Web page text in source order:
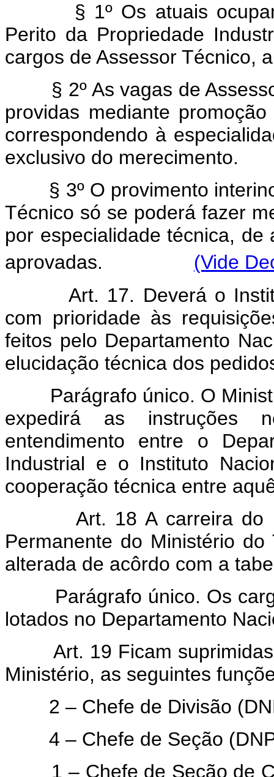
§ 1º Os atuais
Perito da Propriedade
cargos de Assessor Técnico,
§ 2º As vagas de
providas mediante
correspondendo à
exclusivo do merecimento.
§ 3º O provimento interino
Técnico só se poderá fazer
por especialidade técnica,
aprovadas.
(Vide
Art. 17. Deverá o
com prioridade às
feitos pelo Departamento
elucidação técnica dos
Parágrafo único. O
expedirá as instruções
entendimento entre o
Industrial e o Instituto
cooperação técnica entre
Art. 18 A carreira do
Permanente do Ministério
alterada de acôrdo com a
Parágrafo único. Os
lotados no Departamento
Art. 19 Ficam
Ministério, as seguintes
2 – Chefe de Divisão
4 – Chefe de Seção
1 – Chefe de Seção de